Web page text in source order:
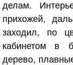
делам.
прихожей,
заходил, по
кабинетом в
дерево,